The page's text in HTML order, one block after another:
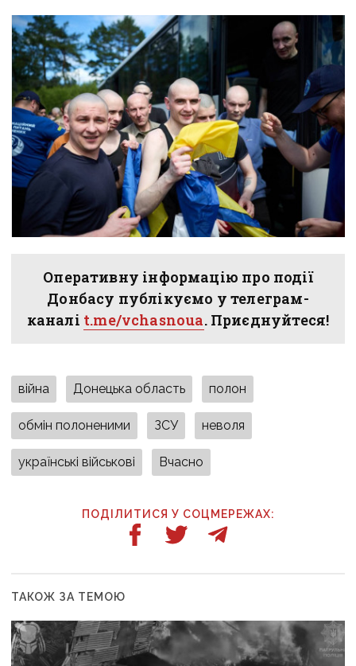
Оперативну інформацію про події
Донбасу публікуємо у телеграм-
каналі t.me/vchasnoua. Приєднуйтеся!
війна Донецька область полон
обмін полоненими ЗСУ неволя
українські військові Вчасно
ПОДІЛИТИСЯ У СОЦМЕРЕЖАХ:
ТАКОЖ ЗА ТЕМОЮ